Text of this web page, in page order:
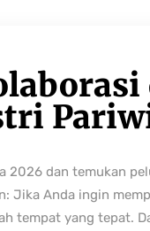
2026 dan temukan
Jika Anda ingin
tempat yang tepat.